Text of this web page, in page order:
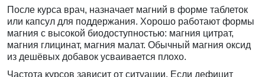
После курса врач, назначает магний в форме таблеток
или капсул для поддержания. Хорошо работают формы
магния с высокой биодоступностью: магния цитрат,
магния глицинат, магния малат. Обычный магния оксид
из дешёвых добавок усваивается плохо.
Частота курсов зависит от ситуации. Если дефицит